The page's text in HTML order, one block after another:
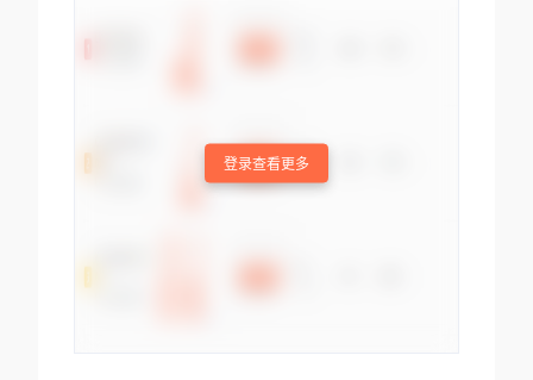
登录查看更多